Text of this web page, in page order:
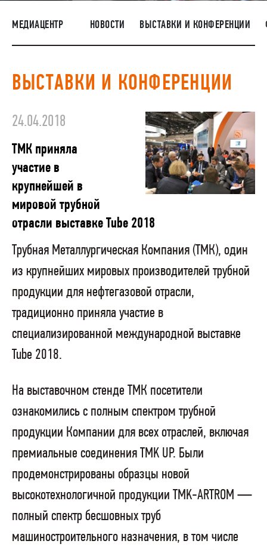
ПОСТАВЩИКАМ
R&D
КОРПОРАТИВНЫЙ УНИВЕРСИТЕТ TMK2U
КОМПЛАЕНС
МЕДИАЦЕНТР НОВОСТИ ВЫСТАВКИ И КОНФЕРЕНЦИИ
ВЫСТАВКИ И КОНФЕРЕНЦИИ
24.04.2018
ТМК приняла
участие в
крупнейшей в
мировой трубной
отрасли выставке Tube 2018
Трубная Металлургическая Компания (ТМК), один
из крупнейших мировых производителей трубной
продукции для нефтегазовой отрасли,
традиционно приняла участие в
специализированной международной выставке
Tube 2018.
На выставочном стенде ТМК посетители
ознакомились с полным спектром трубной
продукции Компании для всех отраслей, включая
премиальные соединения TMK UP. Были
продемонстрированы образцы новой
высокотехнологичной продукции TMK-ARTROM —
полный спектр бесшовных труб
машиностроительного назначения, в том числе